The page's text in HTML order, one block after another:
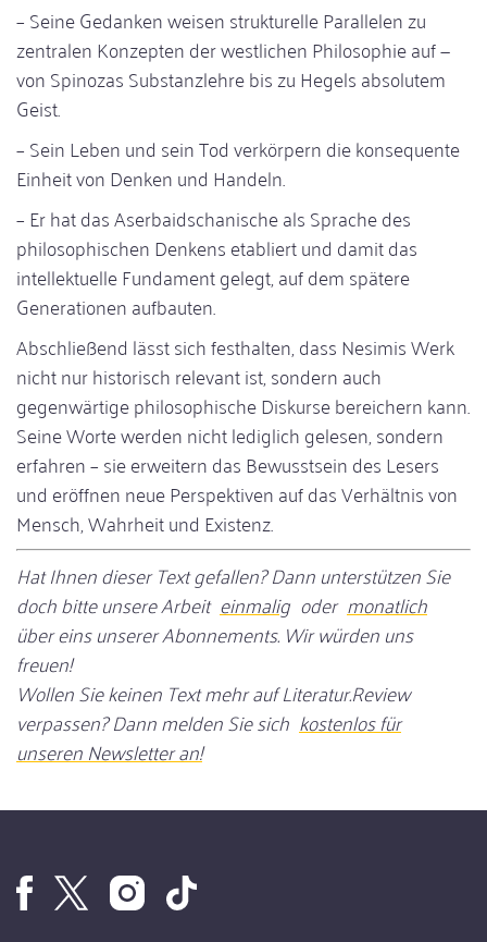
– Seine Gedanken weisen strukturelle Parallelen zu
zentralen Konzepten der westlichen Philosophie auf —
von Spinozas Substanzlehre bis zu Hegels absolutem
Geist.
– Sein Leben und sein Tod verkörpern die konsequente
Einheit von Denken und Handeln.
– Er hat das Aserbaidschanische als Sprache des
philosophischen Denkens etabliert und damit das
intellektuelle Fundament gelegt, auf dem spätere
Generationen aufbauten.
Abschließend lässt sich festhalten, dass Nesimis Werk
nicht nur historisch relevant ist, sondern auch
gegenwärtige philosophische Diskurse bereichern kann.
Seine Worte werden nicht lediglich gelesen, sondern
erfahren – sie erweitern das Bewusstsein des Lesers
und eröffnen neue Perspektiven auf das Verhältnis von
Mensch, Wahrheit und Existenz.
Hat Ihnen dieser Text gefallen? Dann unterstützen Sie
doch bitte unsere Arbeit einmalig oder monatlich
über eins unserer Abonnements. Wir würden uns
freuen!
Wollen Sie keinen Text mehr auf Literatur.Review
verpassen? Dann melden Sie sich kostenlos für
unseren Newsletter an!